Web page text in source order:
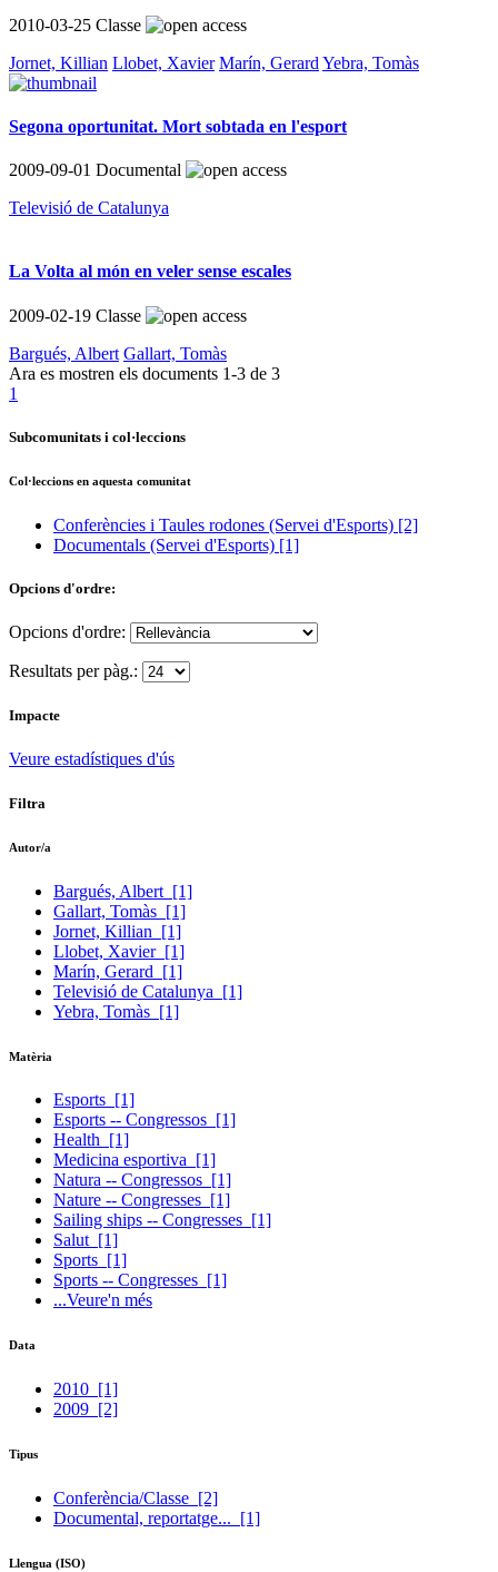
2010-03-25 Classe
Jornet, Killian Llobet, Xavier Marín, Gerard Yebra, Tomàs
Segona oportunitat. Mort sobtada en l'esport
2009-09-01 Documental
Televisió de Catalunya
La Volta al món en veler sense escales
2009-02-19 Classe
Bargués, Albert Gallart, Tomàs
Ara es mostren els documents 1-3 de 3
1
Subcomunitats i col·leccions
Col·leccions en aquesta comunitat
Conferències i Taules rodones (Servei d'Esports) [2]
Documentals (Servei d'Esports) [1]
Opcions d'ordre:
Opcions d'ordre:
Resultats per pàg.:
Impacte
Veure estadístiques d'ús
Filtra
Autor/a
Bargués, Albert [1]
Gallart, Tomàs [1]
Jornet, Killian [1]
Llobet, Xavier [1]
Marín, Gerard [1]
Televisió de Catalunya [1]
Yebra, Tomàs [1]
Matèria
Esports [1]
Esports -- Congressos [1]
Health [1]
Medicina esportiva [1]
Natura -- Congressos [1]
Nature -- Congresses [1]
Sailing ships -- Congresses [1]
Salut [1]
Sports [1]
Sports -- Congresses [1]
...Veure'n més
Data
2010 [1]
2009 [2]
Tipus
Conferència/Classe [2]
Documental, reportatge... [1]
Llengua (ISO)